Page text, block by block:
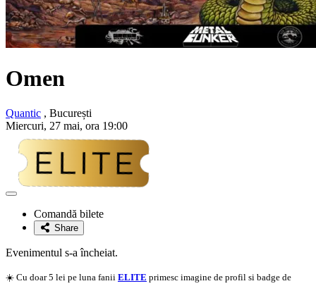
Omen
Quantic , București
Miercuri, 27 mai, ora 19:00
Adaugă
favoriteComandă bilete
Share
Evenimentul s-a încheiat.
☀️ Cu doar 5 lei pe luna fanii ELITE primesc imagine de profil si badge de